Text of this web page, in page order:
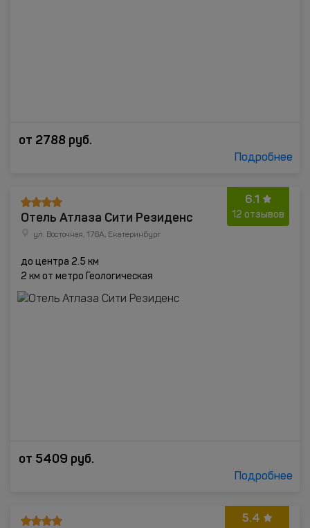
от 2788 руб.
Подробнее
6.1
12 отзывов
Отель Атлаза Сити Резиденс
ул. Восточная, 176A, Екатеринбург
до центра 2.5 км
2 км от метро Геологическая
от 5409 руб.
Подробнее
5.4